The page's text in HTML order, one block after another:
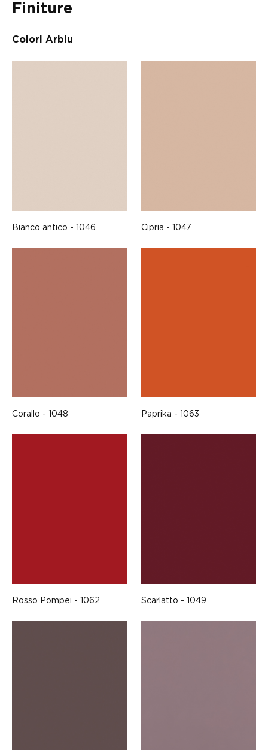
Finiture
Colori Arblu
Bianco antico - 1046 Cipria - 1047
Corallo - 1048 Paprika - 1063
Rosso Pompei - 1062 Scarlatto - 1049